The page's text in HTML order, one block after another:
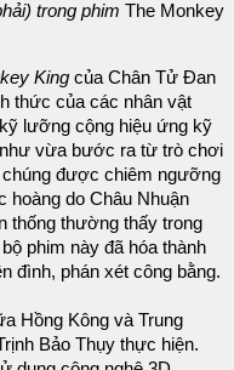
trong phim The Monkey
King của Chân Tử Đan
thức của các nhân vật
lưỡng cộng hiệu ứng kỹ
vừa bước ra từ trò chơi
được chiêm ngưỡng
hoàng do Châu Nhuận
thống thường thấy trong
phim này đã hóa thành
đình, phán xét công bằng.
Hồng Kông và Trung
Bảo Thụy thực hiện.